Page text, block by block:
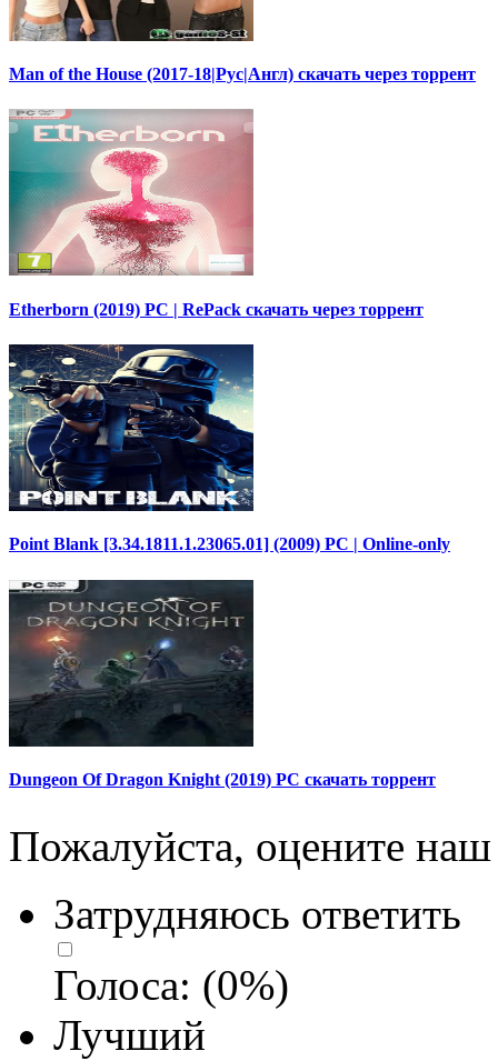
Man of the House (2017-18|Рус|Англ) скачать через торрент
Etherborn (2019) PC | RePack скачать через торрент
Point Blank [3.34.1811.1.23065.01] (2009) PC | Online-only
Dungeon Of Dragon Knight (2019) PC скачать торрент
Пожалуйста, оцените наш
Затрудняюсь ответить
Голоса: (0%)
Лучший